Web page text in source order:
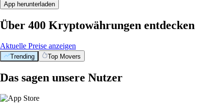
App herunterladen
Über 400 Kryptowährungen entdecken
Aktuelle Preise anzeigen
Trending Top Movers
Das sagen unsere Nutzer